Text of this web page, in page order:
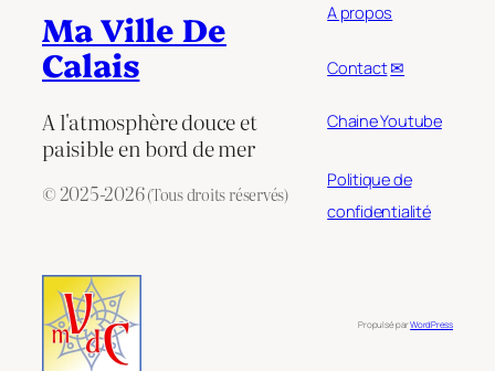
Ma Ville De
Calais
A l'atmosphère douce et
paisible en bord de mer
© 2025-2026(Tous droits réservés)
A propos
Contact✉
Chaine Youtube
Politique de
confidentialité
Propulsé parWordPress